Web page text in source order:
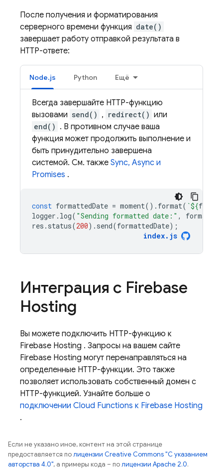
После получения и форматирования
серверного времени функция date()
завершает работу отправкой результата в
HTTP-ответе:
Node.js Python Ещё
Всегда завершайте HTTP-функцию
вызовами send() , redirect() или
end() . В противном случае ваша
функция может продолжить выполнение и
быть принудительно завершена
системой. См. также Sync, Async и
Promises .
const formattedDate = moment(). format( `${format
logger . log( "Sending formatted date:" ,
res . status(200). send(formattedDate);
index. js
Интеграция с Firebase
Hosting
Вы можете подключить HTTP-функцию к
Firebase Hosting . Запросы на вашем сайте
Firebase Hosting могут перенаправляться на
определенные HTTP-функции. Это также
позволяет использовать собственный домен с
HTTP-функцией. Узнайте больше о
подключении Cloud Functions к Firebase Hosting
.
Если не указано иное, контент на этой странице
предоставляется полицензии Creative Commons "С указанием
авторства 4.0", а примеры кода – полицензии Apache 2.0.